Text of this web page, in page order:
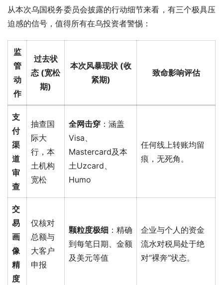
从本次乌国税务委员会披露的行动细节来看，有三个极具压
迫感的信号，值得所有在乌投资者警惕：
监
管
动
作
过去状
态 (宽松
期)
本次风暴现状 (收
紧期)
致命影响评估
支
付
渠
道
审
查
抽查国
际大
行，本
土机构
宽松
全网击穿 ：涵盖
Visa、
Mastercard及本
土Uzcard、
Humo
任何线上转账均留
痕，无死角。
交
易
画
像
精
度
仅核对
总额与
大客户
申报
颗粒度极细 ：精确
到每笔日期、金额
及美元等值
企业与个人的资金
流水对税局处于绝
对“裸奔”状态。